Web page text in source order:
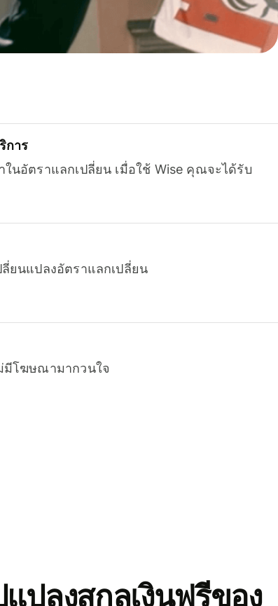
การ
นอัตราแลกเปลี่ยน เมื่อใช้ Wise คุณจะได้รับ
ยนแปลงอัตราแลกเปลี่ยน
มีโฆษณามากวนใจ
ปลงสกุลเงินฟรีของ